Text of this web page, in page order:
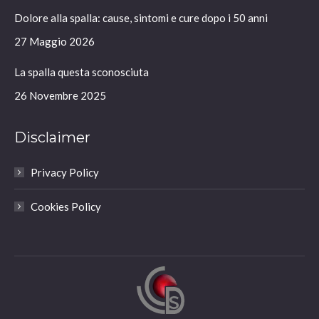
new
window
new
window
new
window
new
window
Dolore alla spalla: cause, sintomi e cure dopo i 50 anni
27 Maggio 2026
La spalla questa sconosciuta
26 Novembre 2025
Disclaimer
Privacy Policy
Cookies Policy